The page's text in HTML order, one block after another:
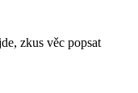
zkus věc popsat